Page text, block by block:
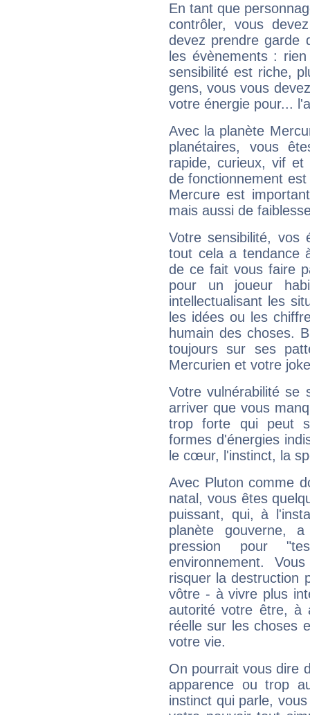
En tant que
contrôler, vous
devez prendre garde
les évènements :
sensibilité est riche,
gens, vous vous
votre énergie pour...
Avec la planète
planétaires, vous
rapide, curieux, vif et
de fonctionnement
Mercure est
mais aussi de
Votre sensibilité,
tout cela a tendance
de ce fait vous faire
pour un joueur
intellectualisant les
les idées ou les
humain des choses.
toujours sur ses
Mercurien et votre
Votre vulnérabilité se
arriver que vous
trop forte qui peut
formes d'énergies
le cœur, l'instinct, la
Avec Pluton comme
natal, vous êtes
puissant, qui, à
planète gouverne,
pression pour
environnement.
risquer la destruction
vôtre - à vivre plus
autorité votre être, à
réelle sur les choses
votre vie.
On pourrait vous dire
apparence ou trop
instinct qui parle,